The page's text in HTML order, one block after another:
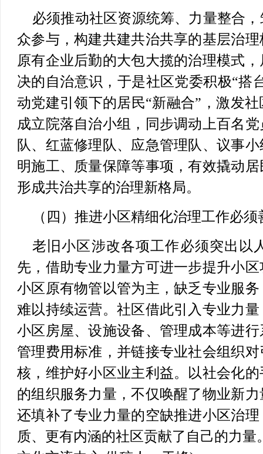
必须推动社区资源统筹、力量整合
众参与，构建共建共治共享的基层治
原有企业后勤的大包大揽的治理模式
决的自治意识，于是社区党委积极“搭
动党建引领下的居民“新融合”，激发
成立院落自治小组，同步调动上百名
队、红蓝修理队、应急管理队、议事
明施工、质量保障等事项，有效撬动
形成共治共享的治理新格局。
（四）推进小区精细化治理工作必
老旧小区涉改各项工作必须突出以
先，借助专业力量方可进一步提升小
小区原有物管以管为主，缺乏专业服
难以持续运营。社区借此引入专业力
小区房屋、设施设备、管理成本等进
管理费用标准，并链接专业社会组织
核，维护好小区业主利益。以社会化
的组织服务力量，不仅唤醒了物业新
还填补了专业力量的空缺推进小区治
质、更有内涵的社区贡献了自己的力量